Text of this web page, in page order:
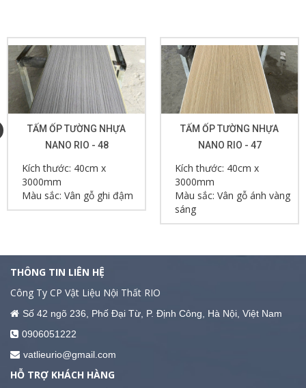
TẤM ỐP TƯỜNG NHỰA
NANO RIO - 48
Kích thước: 40cm x
3000mm
Màu sắc: Vân gỗ ghi đậm
TẤM ỐP TƯỜNG NHỰA
NANO RIO - 47
Kích thước: 40cm x
3000mm
Màu sắc: Vân gỗ ánh vàng
sáng
THÔNG TIN LIÊN HỆ
Công Ty CP Vật Liệu Nội Thất RIO
Số 42 ngõ 236, Phố Đại Từ, P. Định Công, Hà Nội, Việt Nam
0906051222
vatlieurio@gmail.com
HỖ TRỢ KHÁCH HÀNG